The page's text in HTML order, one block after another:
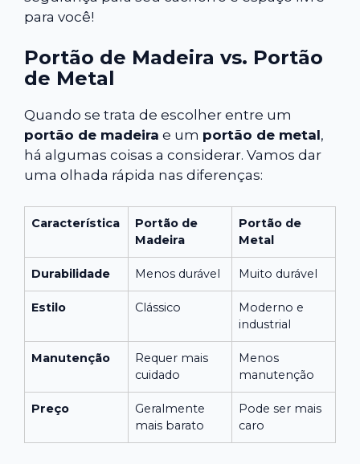
para você!
Portão de Madeira vs. Portão
de Metal
Quando se trata de escolher entre um
portão de madeira e um portão de metal,
há algumas coisas a considerar. Vamos dar
uma olhada rápida nas diferenças:
Característica
Portão de
Madeira
Portão de
Metal
Durabilidade Menos durável Muito durável
Estilo Clássico
Moderno e
industrial
Manutenção
Requer mais
cuidado
Menos
manutenção
Preço
Geralmente
mais barato
Pode ser mais
caro